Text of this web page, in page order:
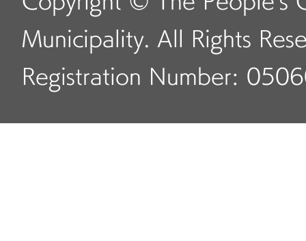
Municipality. All Rights
Registration Number: